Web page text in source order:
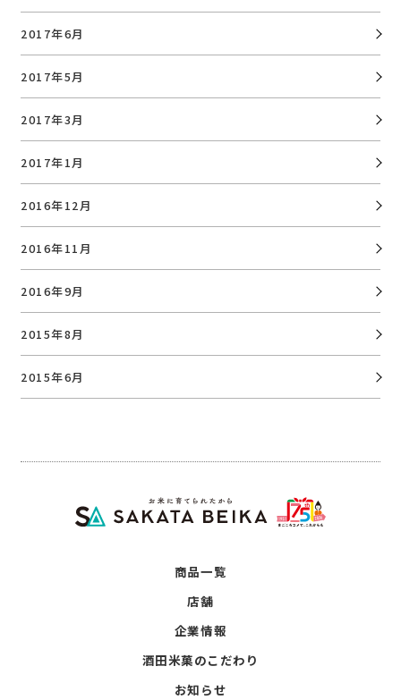
2017年6月
2017年5月
2017年3月
2017年1月
2016年12月
2016年11月
2016年9月
2015年8月
2015年6月
商品一覧
店舗
企業情報
酒田米菓のこだわり
お知らせ